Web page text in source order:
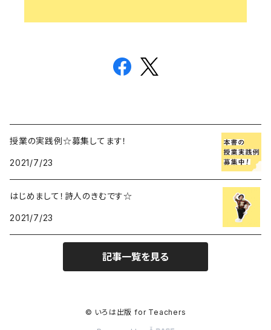
授業の実践例☆募集してます！
2021/7/23
はじめまして！詩人のきむです☆
2021/7/23
記事一覧を見る
© いろは出版 for Teachers